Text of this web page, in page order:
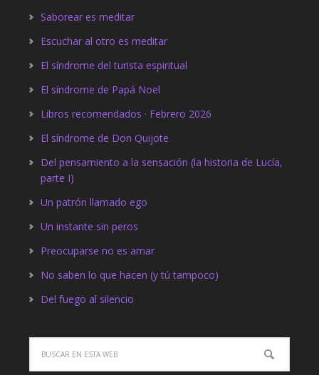
Saborear es meditar
Escuchar al otro es meditar
El síndrome del turista espiritual
El síndrome de Papá Noel
Libros recomendados · Febrero 2026
El síndrome de Don Quijote
Del pensamiento a la sensación (la historia de Lucía,
parte I)
Un patrón llamado ego
Un instante sin peros
Preocuparse no es amar
No saben lo que hacen (y tú tampoco)
Del fuego al silencio